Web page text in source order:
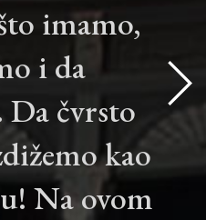
imamo,
i da
Da čvrsto
kao
Na ovom